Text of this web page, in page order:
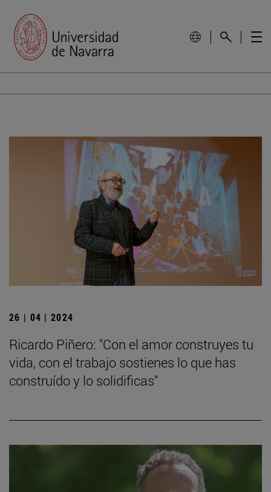
26 | 04 | 2024
Ricardo Piñero: "Con el amor construyes tu
vida, con el trabajo sostienes lo que has
construído y lo solidificas"